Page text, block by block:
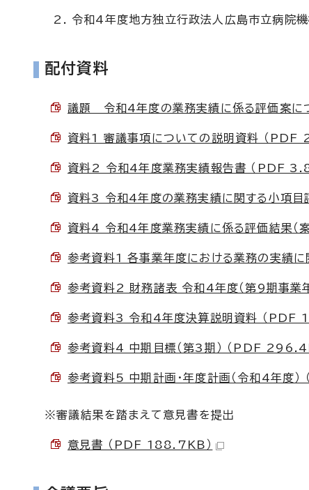
令和4年度地方独立行政法人広島市立病院
配付資料
議題 令和4年度の業務実績に係る評価案に
資料1 審議事項についての説明資料 （PDF
資料2 令和4年度業務実績報告書 （PDF
資料3 令和4年度の業務実績に関する小項目
資料4 令和4年度業務実績に係る評価結果（
参考資料1 各事業年度における業務の実績
参考資料2 財務諸表 令和4年度（第9期事業
参考資料3 令和4年度決算説明資料 （PDF
参考資料4 中期目標（第3期） （PDF
参考資料5 中期計画・年度計画（令和4年度）
※審議結果を踏まえて意見書を提出
意見書 （PDF 188.7KB）